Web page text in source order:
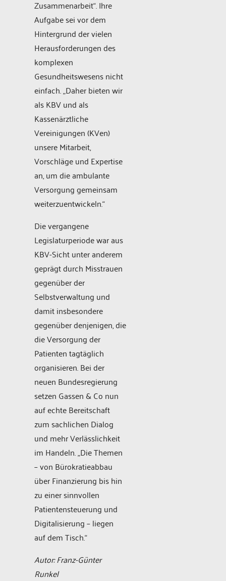
Zusammenarbeit“. Ihre
Aufgabe sei vor dem
Hintergrund der vielen
Herausforderungen des
komplexen
Gesundheitswesens nicht
einfach. „Daher bieten wir
als KBV und als
Kassenärztliche
Vereinigungen (KVen)
unsere Mitarbeit,
Vorschläge und Expertise
an, um die ambulante
Versorgung gemeinsam
weiterzuentwickeln.“
Die vergangene
Legislaturperiode war aus
KBV-Sicht unter anderem
geprägt durch Misstrauen
gegenüber der
Selbstverwaltung und
damit insbesondere
gegenüber denjenigen, die
die Versorgung der
Patienten tagtäglich
organisieren. Bei der
neuen Bundesregierung
setzen Gassen & Co nun
auf echte Bereitschaft
zum sachlichen Dialog
und mehr Verlässlichkeit
im Handeln. „Die Themen
– von Bürokratieabbau
über Finanzierung bis hin
zu einer sinnvollen
Patientensteuerung und
Digitalisierung – liegen
auf dem Tisch.“
Autor: Franz-Günter
Runkel